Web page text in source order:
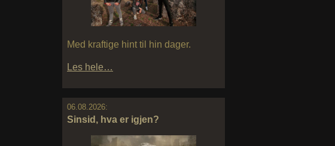
Med kraftige hint til hin dager.
Les hele…
06.08.2026:
Sinsid, hva er igjen?